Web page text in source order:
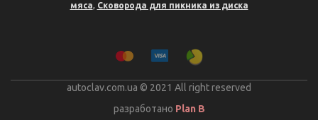
мяса, Сковорода для пикника из диска
autoclav.com.ua © 2021 All right reserved
разработано Plan B